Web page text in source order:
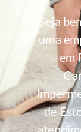
Seja
uma
em
de